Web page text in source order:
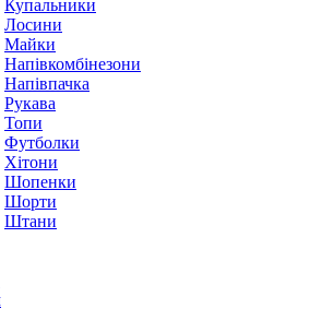
Купальники
Лосини
Майки
Напівкомбінезони
Напівпачка
Рукава
Топи
Футболки
Хітони
Шопенки
Шорти
Штани